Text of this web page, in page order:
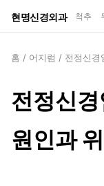
현명신경외과 척추
홈 / 어지럼 / 전정신경
전정신
원인과